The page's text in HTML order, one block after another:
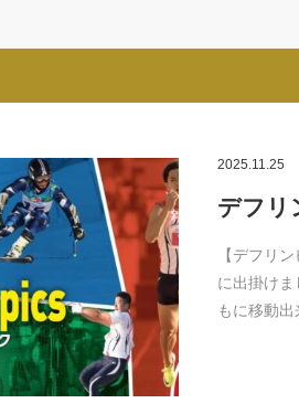
2025.11.25
デフリ
【デフリ
に出掛け
もに移動